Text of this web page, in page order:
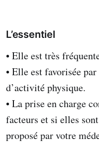
L’essentiel
• Elle est très
• Elle est favorisée
d’activité physique.
• La prise en charge
facteurs et si elles
proposé par votre